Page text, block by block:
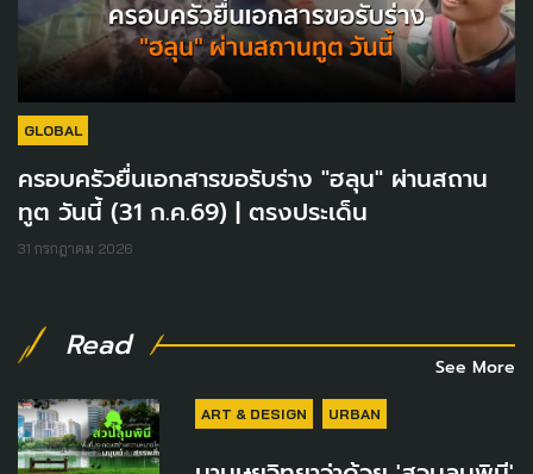
GLOBAL
ครอบครัวยื่นเอกสารขอรับร่าง "ฮลุน" ผ่านสถาน
ทูต วันนี้ (31 ก.ค.69) | ตรงประเด็น
31 กรกฎาคม 2026
Read
See More
ART & DESIGN URBAN